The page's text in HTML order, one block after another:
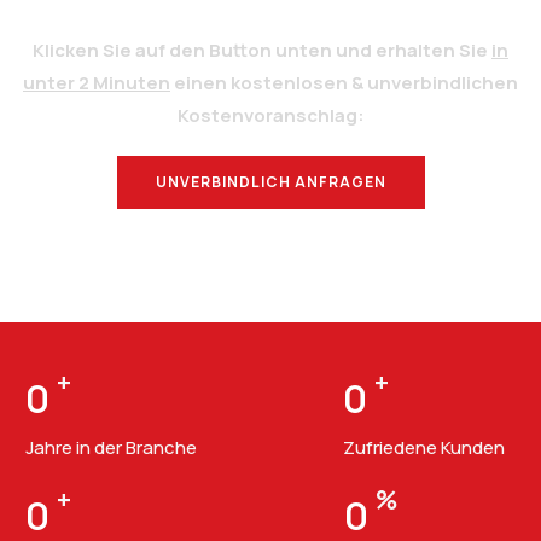
Klicken Sie auf den Button unten und erhalten Sie in
unter 2 Minuten einen kostenlosen & unverbindlichen
Kostenvoranschlag:
UNVERBINDLICH ANFRAGEN
0 +
Jahre in der Branche
0 +
Zufriedene Kunden
0 + 0 %